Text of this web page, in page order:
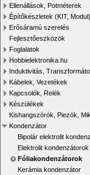
Ellenállások, Potméterek
Építőkészletek (KIT, Modul)
Erősáramú szerelés
Fejlesztőeszközök
Foglalatok
Hobbielektronika.hu
Induktivitás,
Kábelek, Vezetékek
Kapcsolók, Relék
Készülékek
Kishangszórók, Piezók,
Kondenzátor
Bipolár elektrolit
Elektrolit kondenzátorok
Fóliakondenzátorok
Kerámia kondenzátor